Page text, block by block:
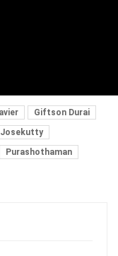
Giftson Durai
Josekutty
Purashothaman